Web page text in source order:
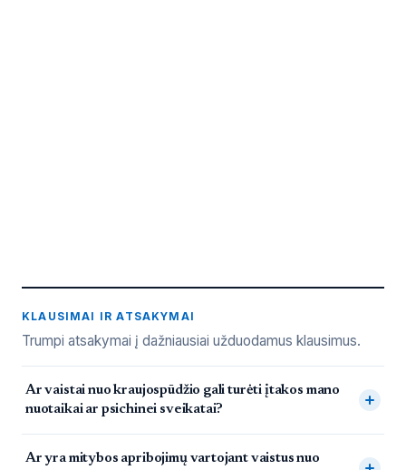
KLAUSIMAI IR ATSAKYMAI
Trumpi atsakymai į dažniausiai užduodamus klausimus.
Ar vaistai nuo kraujospūdžio gali turėti įtakos mano
nuotaikai ar psichinei sveikatai?
Ar yra mitybos apribojimų vartojant vaistus nuo